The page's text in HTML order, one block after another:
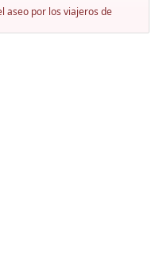
aseo por los viajeros de